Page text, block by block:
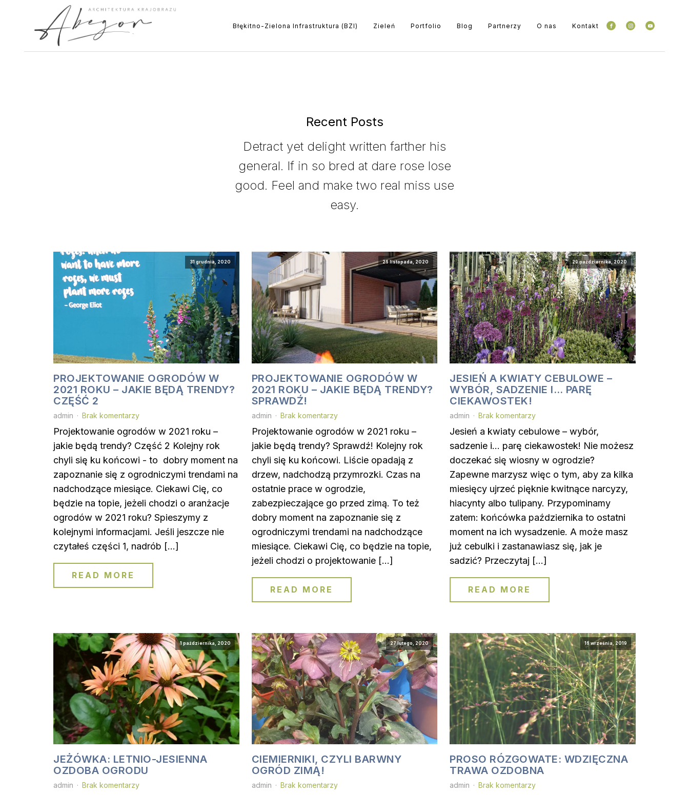
Błękitno-Zielona Infrastruktura (BZI) Zieleń Portfolio Blog Partnerzy O nas Kontakt
Recent Posts
Detract yet delight written farther his
general. If in so bred at dare rose lose
good. Feel and make two real miss use
easy.
31 grudnia, 2020
PROJEKTOWANIE OGRODÓW W
2021 ROKU – JAKIE BĘDĄ TRENDY?
CZĘŚĆ 2
admin Brak komentarzy
Projektowanie ogrodów w 2021 roku –
jakie będą trendy? Część 2 Kolejny rok
chyli się ku końcowi - to dobry moment na
zapoznanie się z ogrodniczymi trendami na
nadchodzące miesiące. Ciekawi Cię, co
będzie na topie, jeżeli chodzi o aranżacje
ogrodów w 2021 roku? Spieszymy z
kolejnymi informacjami. Jeśli jeszcze nie
czytałeś części 1, nadrób […]
READ MORE
26 listopada, 2020
PROJEKTOWANIE OGRODÓW W
2021 ROKU – JAKIE BĘDĄ TRENDY?
SPRAWDŹ!
admin Brak komentarzy
Projektowanie ogrodów w 2021 roku –
jakie będą trendy? Sprawdź! Kolejny rok
chyli się ku końcowi. Liście opadają z
drzew, nadchodzą przymrozki. Czas na
ostatnie prace w ogrodzie,
zabezpieczające go przed zimą. To też
dobry moment na zapoznanie się z
ogrodniczymi trendami na nadchodzące
miesiące. Ciekawi Cię, co będzie na topie,
jeżeli chodzi o projektowanie […]
READ MORE
29 października, 2020
JESIEŃ A KWIATY CEBULOWE –
WYBÓR, SADZENIE I… PARĘ
CIEKAWOSTEK!
admin Brak komentarzy
Jesień a kwiaty cebulowe – wybór,
sadzenie i… parę ciekawostek! Nie możesz
doczekać się wiosny w ogrodzie?
Zapewne marzysz więc o tym, aby za kilka
miesięcy ujrzeć pięknie kwitnące narcyzy,
hiacynty albo tulipany. Przypominamy
zatem: końcówka października to ostatni
moment na ich wysadzenie. A może masz
już cebulki i zastanawiasz się, jak je
sadzić? Przeczytaj […]
READ MORE
1 października, 2020
JEŻÓWKA: LETNIO-JESIENNA
OZDOBA OGRODU
admin Brak komentarzy
27 lutego, 2020
CIEMIERNIKI, CZYLI BARWNY
OGRÓD ZIMĄ!
admin Brak komentarzy
16 września, 2019
PROSO RÓZGOWATE: WDZIĘCZNA
TRAWA OZDOBNA
admin Brak komentarzy